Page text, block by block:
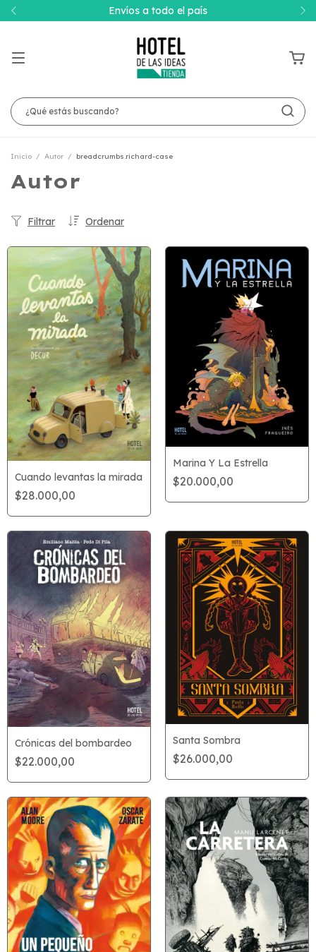
Envíos a todo el país
Inicio / Autor / breadcrumbs.richard-case
Autor
Ordenar
Filtrar
Cuando levantas la mirada
$28.000,00
Marina Y La Estrella
$20.000,00
Crónicas del bombardeo
$22.000,00
Santa Sombra
$26.000,00